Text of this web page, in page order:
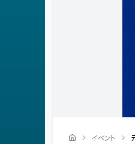
イベント